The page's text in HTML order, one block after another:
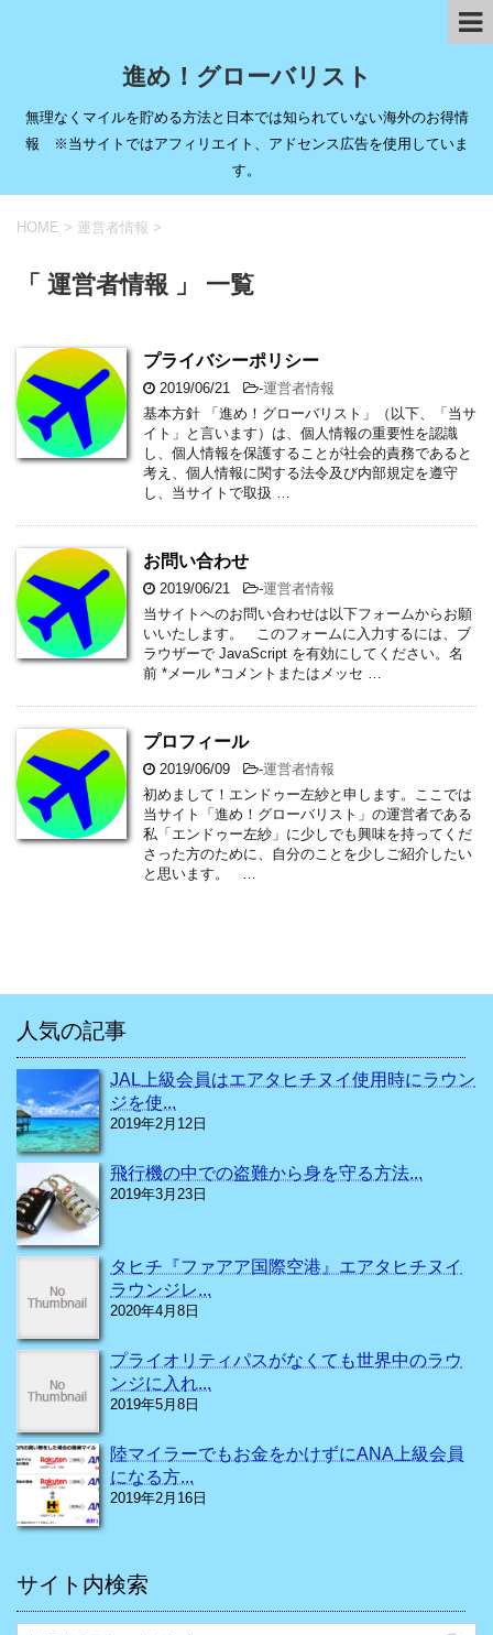
進め！グローバリスト
無理なくマイルを貯める方法と日本では知られていない海外のお得情
報 ※当サイトではアフィリエイト、アドセンス広告を使用していま
す。
HOME > 運営者情報 >
「 運営者情報 」 一覧
プライバシーポリシー
2019/06/21 -運営者情報
基本方針 「進め！グローバリスト」（以下、「当サ
イト」と言います）は、個人情報の重要性を認識
し、個人情報を保護することが社会的責務であると
考え、個人情報に関する法令及び内部規定を遵守
し、当サイトで取扱 …
お問い合わせ
2019/06/21 -運営者情報
当サイトへのお問い合わせは以下フォームからお願
いいたします。 このフォームに入力するには、ブ
ラウザーで JavaScript を有効にしてください。名
前 *メール *コメントまたはメッセ …
プロフィール
2019/06/09 -運営者情報
初めまして！エンドゥー左紗と申します。ここでは
当サイト「進め！グローバリスト」の運営者である
私「エンドゥー左紗」に少しでも興味を持ってくだ
さった方のために、自分のことを少しご紹介したい
と思います。 …
人気の記事
JAL上級会員はエアタヒチヌイ使用時にラウン
ジを使...
2019年2月12日
飛行機の中での盗難から身を守る方法...
2019年3月23日
タヒチ『ファアア国際空港』エアタヒチヌイ
ラウンジレ...
2020年4月8日
プライオリティパスがなくても世界中のラウ
ンジに入れ...
2019年5月8日
陸マイラーでもお金をかけずにANA上級会員
になる方...
2019年2月16日
サイト内検索